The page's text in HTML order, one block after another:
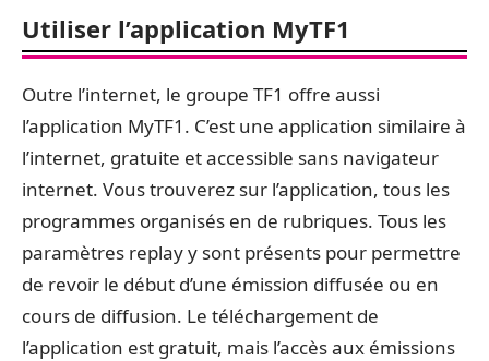
Utiliser l’application MyTF1
Outre l’internet, le groupe TF1 offre aussi
l’application MyTF1. C’est une application similaire à
l’internet, gratuite et accessible sans navigateur
internet. Vous trouverez sur l’application, tous les
programmes organisés en de rubriques. Tous les
paramètres replay y sont présents pour permettre
de revoir le début d’une émission diffusée ou en
cours de diffusion. Le téléchargement de
l’application est gratuit, mais l’accès aux émissions